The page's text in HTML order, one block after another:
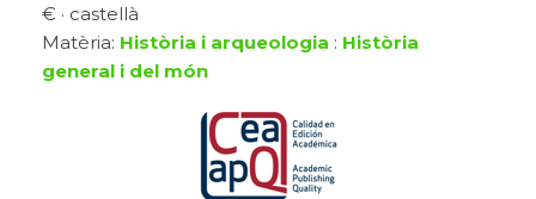
€ · castellà
Matèria: Història i arqueologia : Història
general i del món